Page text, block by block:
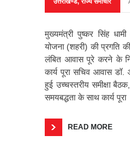
मुख्यमंत्री पुष्कर सिंह
योजना (शहरी) की प्रगति
लंबित आवास पूरे करने के
कार्य पूरा सचिव आवास
हुई उच्चस्तरीय समीक्षा
समयबद्धता के साथ कार्य पूरा
READ MORE